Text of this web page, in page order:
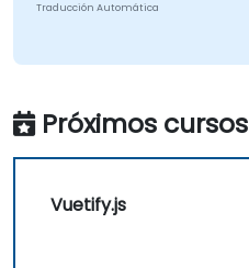
Traducción Automática
Próximos cursos
Vuetify.js